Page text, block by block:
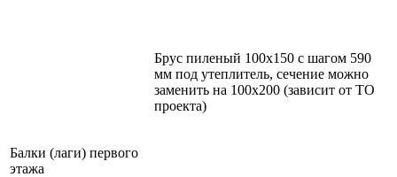
Балки (лаги) первого
этажа
Брус пиленый 100х150 с шагом 590
мм под утеплитель, сечение можно
заменить на 100х200 (зависит от ТО
проекта)